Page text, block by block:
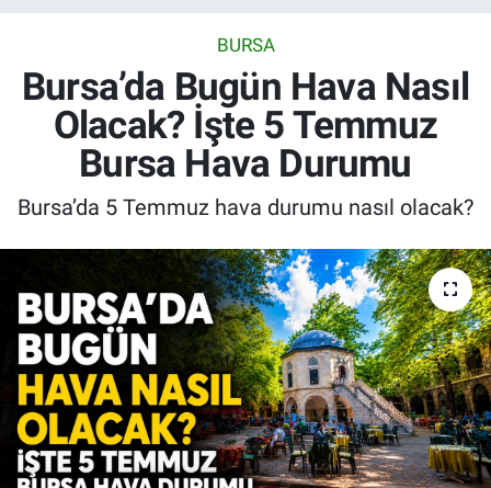
BURSA
Bursa’da Bugün Hava Nasıl
Olacak? İşte 5 Temmuz
Bursa Hava Durumu
Bursa’da 5 Temmuz hava durumu nasıl olacak?
Ekonomi
Güncel
İnanç
Kültür & Sanat
Sağlık
Siyaset
Son Dakika Haberleri
Haber Arşivi